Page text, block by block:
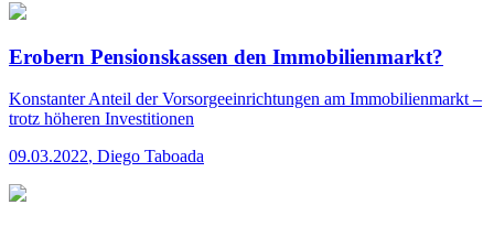
Erobern Pensionskassen den Immobilienmarkt?
Konstanter Anteil der Vorsorgeeinrichtungen am Immobilienmarkt –
trotz höheren Investitionen
09.03.2022, Diego Taboada